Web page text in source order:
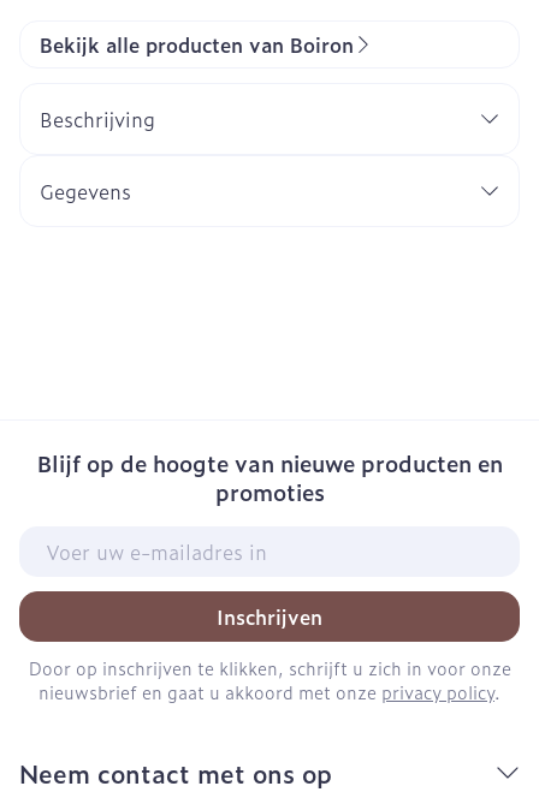
Bekijk alle producten van Boiron
Beschrijving
Gegevens
Blijf op de hoogte van nieuwe producten en
promoties
Inschrijven
Door op inschrijven te klikken, schrijft u zich in voor onze
nieuwsbrief en gaat u akkoord met onze privacy policy.
Neem contact met ons op